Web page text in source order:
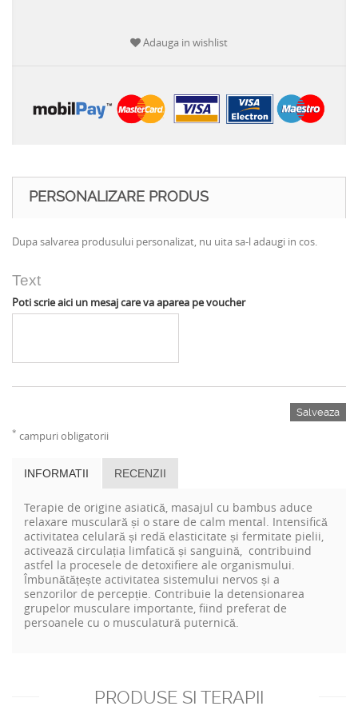
Adauga in wishlist
PERSONALIZARE PRODUS
Dupa salvarea produsului personalizat, nu uita sa-l adaugi in cos.
Text
Poti scrie aici un mesaj care va aparea pe voucher
Salveaza
* campuri obligatorii
INFORMATII RECENZII
Terapie de origine asiatică, masajul cu bambus aduce
relaxare musculară și o stare de calm mental. Intensifică
activitatea celulară și redă elasticitate și fermitate pielii,
activează circulația limfatică și sanguină, contribuind
astfel la procesele de detoxifiere ale organismului.
Îmbunătățește activitatea sistemului nervos și a
senzorilor de percepție. Contribuie la detensionarea
grupelor musculare importante, fiind preferat de
persoanele cu o musculatură puternică.
PRODUSE SI TERAPII